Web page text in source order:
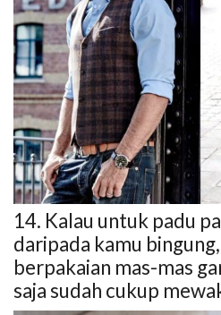
14. Kalau untuk padu
daripada kamu
berpakaian mas-mas
saja sudah cukup